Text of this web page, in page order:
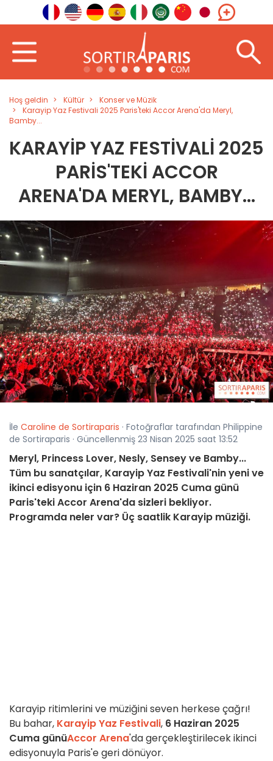
Hoş geldin Kültür
Konser ve Müzik
Karayip Yaz Festivali 2025 Paris'teki Accor Arena'da Meryl,
Bamby...
KARAYIP YAZ FESTIVALI 2025
PARIS'TEKI ACCOR
ARENA'DA MERYL, BAMBY...
İle Caroline de Sortiraparis · Fotoğraflar tarafından Philippine
de Sortiraparis · Güncellenmiş 23 Nisan 2025 saat 13:52
Meryl, Princess Lover, Nesly, Sensey ve Bamby...
Tüm bu sanatçılar, Karayip Yaz Festivali'nin yeni ve
ikinci edisyonu için 6 Haziran 2025 Cuma günü
Paris'teki Accor Arena'da sizleri bekliyor.
Programda neler var? Üç saatlik Karayip müziği.
Karayip ritimlerini ve müziğini seven herkese çağrı!
Bu bahar, Karayip Yaz Festivali, 6 Haziran 2025
Cuma günüAccor Arena'da gerçekleştirilecek ikinci
edisyonuyla Paris'e geri dönüyor.